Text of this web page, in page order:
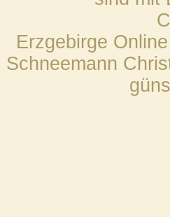
Erzgebirge
Schneemann